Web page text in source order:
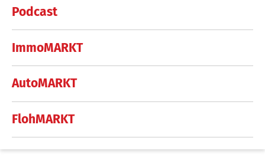
Podcast
ImmoMARKT
AutoMARKT
FlohMARKT